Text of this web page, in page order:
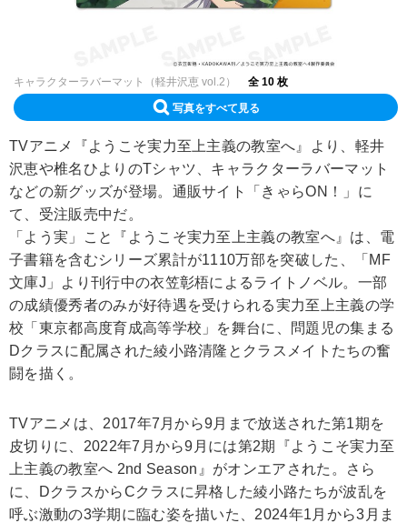
キャラクターラバーマット（軽井沢恵 vol.2） 全 10 枚
写真をすべて見る
TVアニメ『ようこそ実力至上主義の教室へ』より、軽井
沢恵や椎名ひよりのTシャツ、キャラクターラバーマット
などの新グッズが登場。通販サイト「きゃらON！」に
て、受注販売中だ。
「よう実」こと『ようこそ実力至上主義の教室へ』は、電
子書籍を含むシリーズ累計が1110万部を突破した、「MF
文庫J」より刊行中の衣笠彰梧によるライトノベル。一部
の成績優秀者のみが好待遇を受けられる実力至上主義の学
校「東京都高度育成高等学校」を舞台に、問題児の集まる
Dクラスに配属された綾小路清隆とクラスメイトたちの奮
闘を描く。
TVアニメは、2017年7月から9月まで放送された第1期を
皮切りに、2022年7月から9月には第2期『ようこそ実力至
上主義の教室へ 2nd Season』がオンエアされた。さら
に、DクラスからCクラスに昇格した綾小路たちが波乱を
呼ぶ激動の3学期に臨む姿を描いた、2024年1月から3月ま